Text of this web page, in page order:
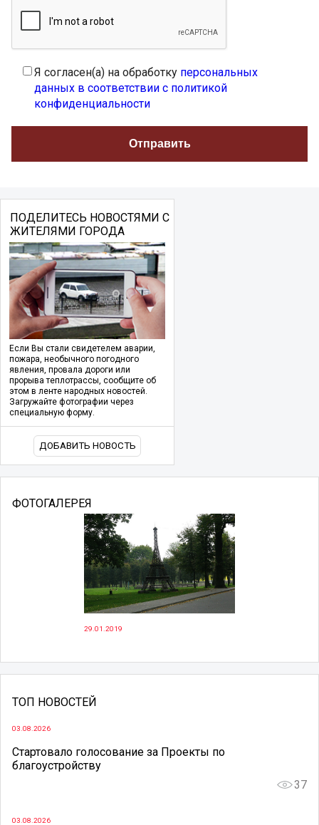
Я согласен(а) на обработку персональных
данных в соответствии с политикой
конфиденциальности
ПОДЕЛИТЕСЬ НОВОСТЯМИ С
ЖИТЕЛЯМИ ГОРОДА
Если Вы стали свидетелем аварии,
пожара, необычного погодного
явления, провала дороги или
прорыва теплотрассы, сообщите об
этом в ленте народных новостей.
Загружайте фотографии через
специальную форму.
ДОБАВИТЬ НОВОСТЬ
ФОТОГАЛЕРЕЯ
29.01.2019
ТОП НОВОСТЕЙ
03.08.2026
Стартовало голосование за Проекты по
благоустройству
37
03.08.2026